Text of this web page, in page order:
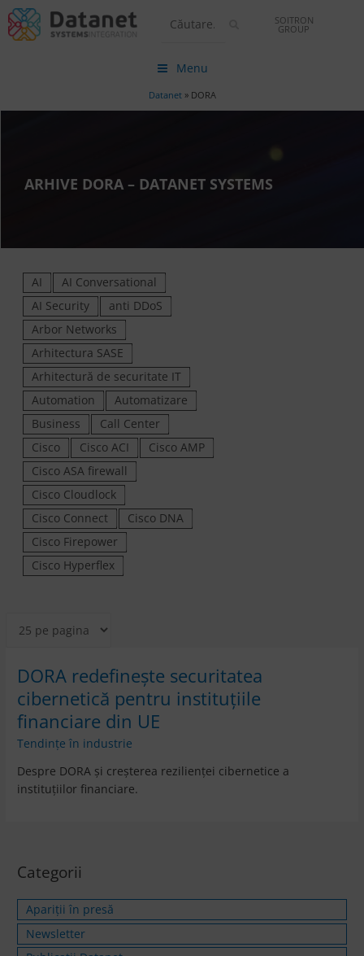
SOITRON
GROUP
Menu
Datanet» DORA
ARHIVE DORA – DATANET SYSTEMS
AI
AI Conversational
AI Security
anti DDoS
Arbor Networks
Arhitectura SASE
Arhitectură de securitate IT
Automation
Automatizare
Business
Call Center
Cisco
Cisco ACI
Cisco AMP
Cisco ASA firewall
Cisco Cloudlock
Cisco Connect
Cisco DNA
Cisco Firepower
Cisco Hyperflex
DORA redefinește securitatea
cibernetică pentru instituțiile
financiare din UE
Tendințe în industrie
Despre DORA și creșterea rezilienței cibernetice a
instituțiilor financiare.
Categorii
Apariții în presă
Newsletter